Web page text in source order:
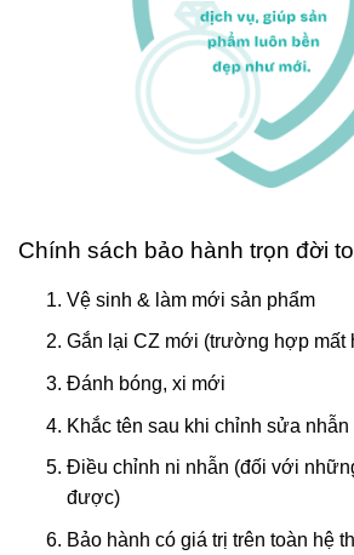
Chính sách bảo hành trọn đời
Vệ sinh & làm mới sản phẩm
Gắn lại CZ mới (trường hợp mất
Đánh bóng, xi mới
Khắc tên sau khi chỉnh sửa nhẫn
Điều chỉnh ni nhẫn (đối với
được)
Bảo hành có giá trị trên toàn hệ